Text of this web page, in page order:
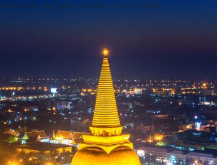
add("action", "wp_footer", function() { echo ''; }, 999);